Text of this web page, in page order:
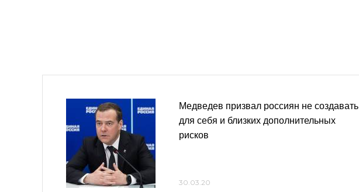
Медведев призвал россиян не создавать
для себя и близких дополнительных
рисков
30.03.20